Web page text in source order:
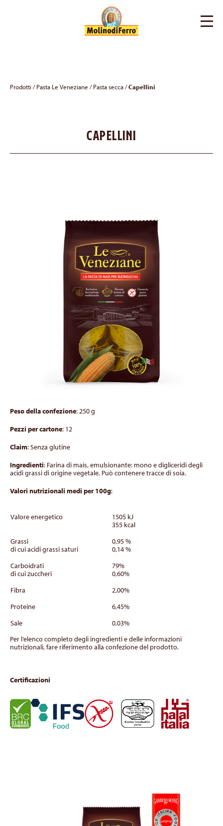
Prodotti /Pasta Le Veneziane /Pasta secca/Capellini
Capellini
Peso della confezione: 250 g
Pezzi per cartone: 12
Claim: Senza glutine
Ingredienti: Farina di mais, emulsionante: mono e digliceridi degli
acidi grassi di origine vegetale. Può contenere tracce di soia.
Valori nutrizionali medi per 100g:
Valore energetico
1505 kJ
355 kcal
Grassi
di cui acidi grassi saturi
0,95 %
0,14 %
Carboidrati
di cui zuccheri
79%
0,60%
Fibra
2,00%
Proteine
6,45%
Sale
0,03%
Per l’elenco completo degli ingredienti e delle informazioni
nutrizionali, fare riferimento alla confezione del prodotto.
Certificazioni